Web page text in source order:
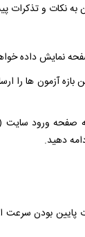
آزمون ها را
دهید.
پایین بودن